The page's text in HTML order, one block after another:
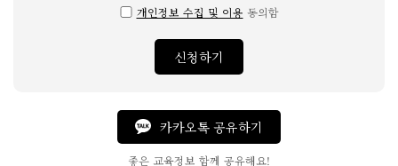
개인정보 수집 및 이용 동의함
신청하기
카카오톡 공유하기
좋은 교육정보 함께 공유해요!